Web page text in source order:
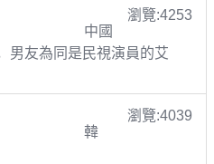
瀏覽:4253
中國
男友為同是民視演員的艾
瀏覽:4039
韓